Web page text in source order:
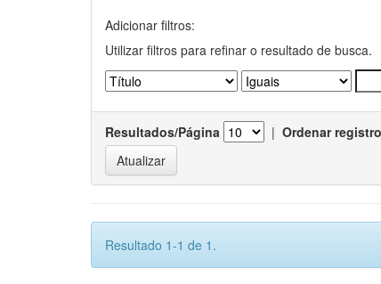
Adicionar filtros:
Utilizar filtros para refinar o resultado de busca.
Resultados/Página | Ordenar
Resultado 1-1 de 1.